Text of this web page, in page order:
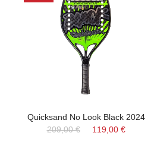
Quicksand No Look Black 2024
209,00 €
119,00 €